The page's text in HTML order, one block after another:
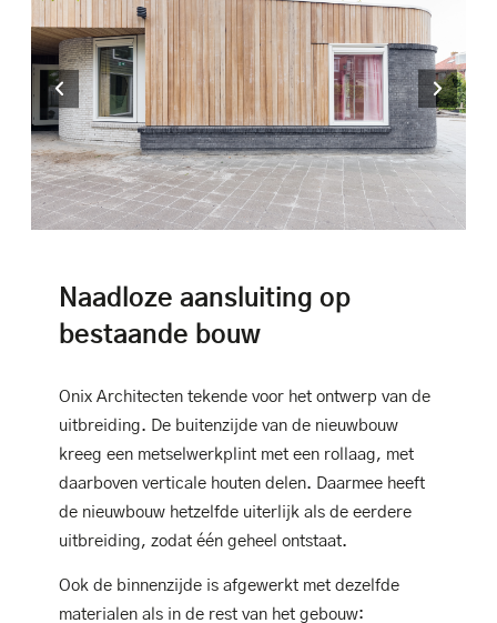
Naadloze aansluiting op
bestaande bouw
Onix Architecten tekende voor het ontwerp van de
uitbreiding. De buitenzijde van de nieuwbouw
kreeg een metselwerkplint met een rollaag, met
daarboven verticale houten delen. Daarmee heeft
de nieuwbouw hetzelfde uiterlijk als de eerdere
uitbreiding, zodat één geheel ontstaat.
Ook de binnenzijde is afgewerkt met dezelfde
materialen als in de rest van het gebouw: